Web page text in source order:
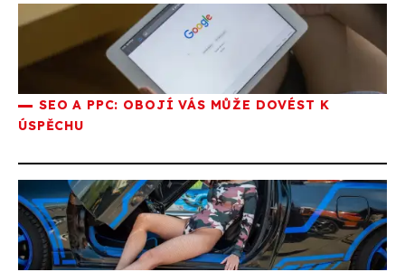
SEO A PPC: OBOJÍ VÁS MŮŽE DOVÉST K
ÚSPĚCHU